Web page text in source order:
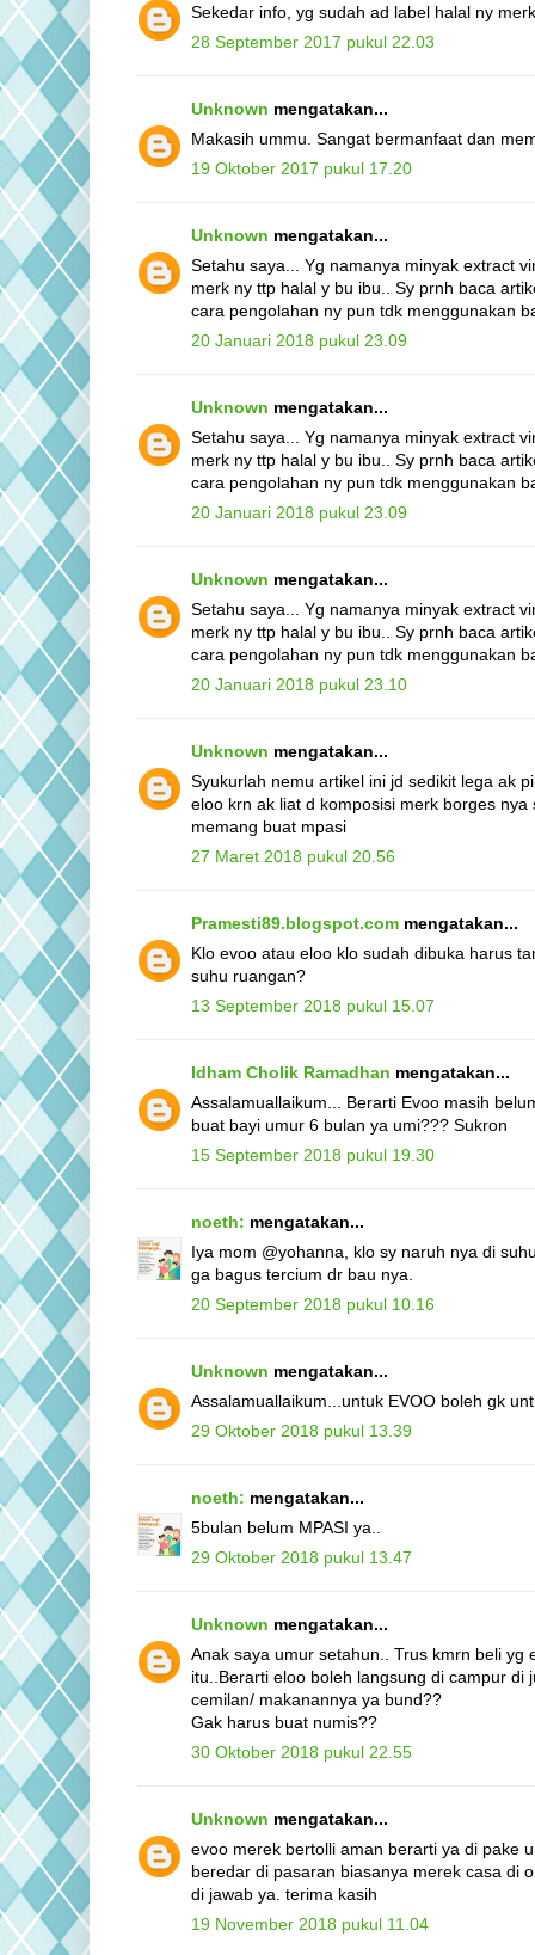
Sekedar info, yg sudah ad label halal ny
28 September 2017 pukul 22.03
Unknown mengatakan...
Makasih ummu. Sangat bermanfaat dan
19 Oktober 2017 pukul 17.20
Unknown mengatakan...
Setahu saya... Yg namanya minyak extract
merk ny ttp halal y bu ibu.. Sy prnh baca
cara pengolahan ny pun tdk menggunakan
20 Januari 2018 pukul 23.09
Unknown mengatakan...
Setahu saya... Yg namanya minyak extract
merk ny ttp halal y bu ibu.. Sy prnh baca
cara pengolahan ny pun tdk menggunakan
20 Januari 2018 pukul 23.09
Unknown mengatakan...
Setahu saya... Yg namanya minyak extract
merk ny ttp halal y bu ibu.. Sy prnh baca
cara pengolahan ny pun tdk menggunakan
20 Januari 2018 pukul 23.10
Unknown mengatakan...
Syukurlah nemu artikel ini jd sedikit lega ak
eloo krn ak liat d komposisi merk borges nya
memang buat mpasi
27 Maret 2018 pukul 20.56
Pramesti89.blogspot.com mengatakan...
Klo evoo atau eloo klo sudah dibuka harus
suhu ruangan?
13 September 2018 pukul 15.07
Idham Cholik Ramadhan mengatakan...
Assalamuallaikum... Berarti Evoo masih
buat bayi umur 6 bulan ya umi??? Sukron
15 September 2018 pukul 19.30
noeth: mengatakan...
Iya mom @yohanna, klo sy naruh nya di
ga bagus tercium dr bau nya.
20 September 2018 pukul 10.16
Unknown mengatakan...
Assalamuallaikum...untuk EVOO boleh gk
29 Oktober 2018 pukul 13.39
noeth: mengatakan...
5bulan belum MPASI ya..
29 Oktober 2018 pukul 13.47
Unknown mengatakan...
Anak saya umur setahun.. Trus kmrn beli yg
itu..Berarti eloo boleh langsung di campur di
cemilan/ makanannya ya bund??
Gak harus buat numis??
30 Oktober 2018 pukul 22.55
Unknown mengatakan...
evoo merek bertolli aman berarti ya di pake
beredar di pasaran biasanya merek casa di
di jawab ya. terima kasih
19 November 2018 pukul 11.04